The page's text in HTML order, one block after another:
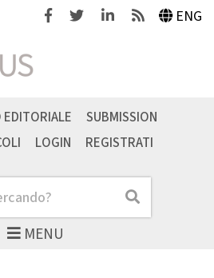
FacebookTwitterLinkedinFeeds ENG
MENU
Cerca
SUBMISSION
LOGIN REGISTRATI